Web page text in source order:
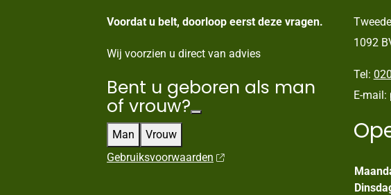
Voordat u belt, doorloop eerst deze vragen.
Wij voorzien u direct van advies
Bent u geboren als man
of vrouw?
Man
Vrouw
Gebruiksvoorwaarden
1092
Tel:
E-mail: